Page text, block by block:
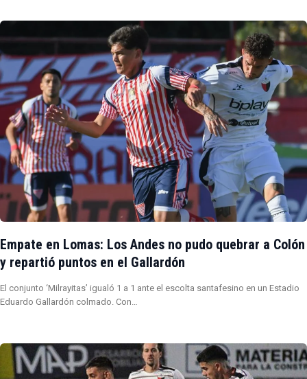
Empate en Lomas: Los Andes no pudo quebrar a Colón
y repartió puntos en el Gallardón
El conjunto ‘Milrayitas’ igualó 1 a 1 ante el escolta santafesino en un Estadio
Eduardo Gallardón colmado. Con…